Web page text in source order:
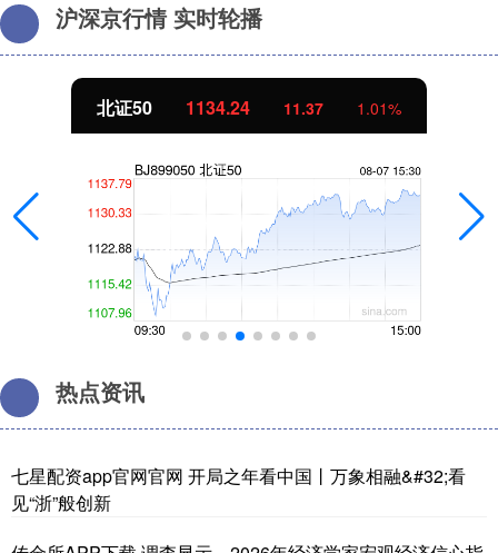
沪深京行情 实时轮播
北证50 1134.24 11.37 1.01%
热点资讯
七星配资app官网官网 开局之年看中国丨万象相融&#32;看
见“浙”般创新